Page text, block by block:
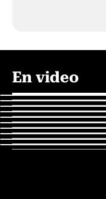
En video